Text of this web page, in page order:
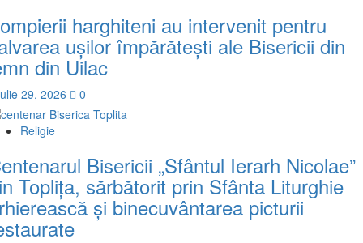
harghiteni au intervenit pentru
uşilor împărăteşti ale Bisericii din
din Uilac
29, 2026 0
Religie
Bisericii „Sfântul Ierarh Nicolae”
Topliţa, sărbătorit prin Sfânta Liturghie
şi binecuvântarea picturii